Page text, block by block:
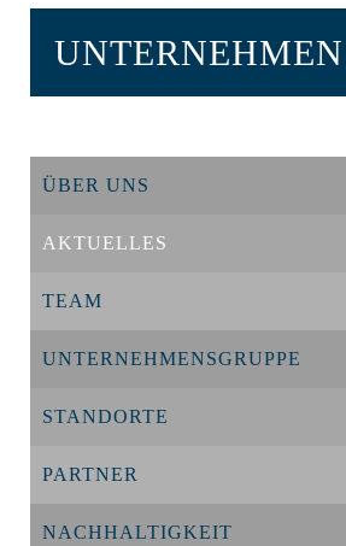
UNTERNEHMEN
ÜBER UNS
AKTUELLES
TEAM
UNTERNEHMENSGRUPPE
STANDORTE
PARTNER
NACHHALTIGKEIT